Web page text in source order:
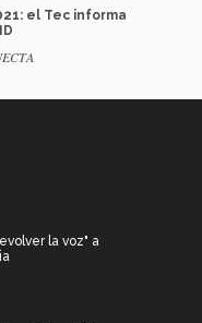
el Tec informa
la voz" a